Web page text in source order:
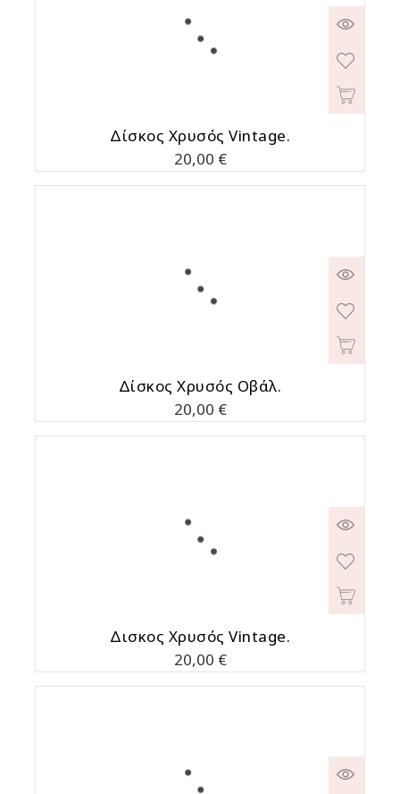
Δίσκος Χρυσός Vintage.
Τιμή
20,00 €
Δίσκος Χρυσός Οβάλ.
Τιμή
20,00 €
Δισκος Χρυσός Vintage.
Τιμή
20,00 €